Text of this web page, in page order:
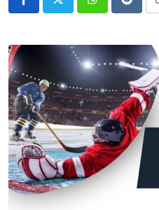
WhatsappReddit